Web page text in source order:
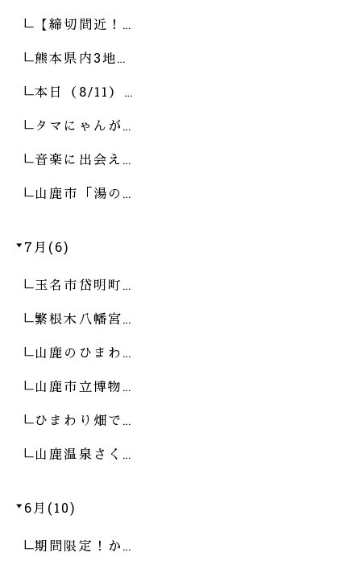
【締切間近！…
熊本県内3地…
本日（8/11）…
タマにゃんが…
音楽に出会え…
山鹿市「湯の…
7月(6)
玉名市岱明町…
繁根木八幡宮…
山鹿のひまわ…
山鹿市立博物…
ひまわり畑で…
山鹿温泉さく…
6月(10)
期間限定！か…